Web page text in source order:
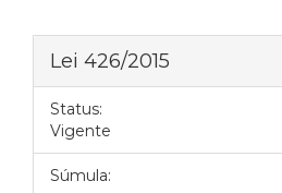
Lei 426/2015
Status:
Vigente
Súmula: